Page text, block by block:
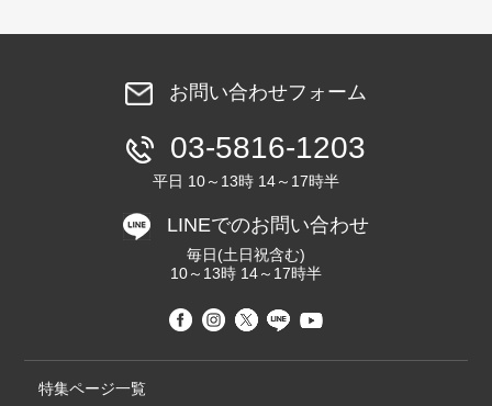
お問い合わせフォーム
03-5816-1203
平日 10～13時 14～17時半
LINEでのお問い合わせ
毎日(土日祝含む)
10～13時 14～17時半
特集ページ一覧